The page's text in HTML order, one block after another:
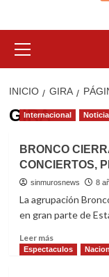
principal
INICIO GIRA
GIRA
Internacional
BRONCO
CONCIERTOS,
sinmurosnews 8
La agrupación
en gran parte de
Leer másRead
more
Espectaculos